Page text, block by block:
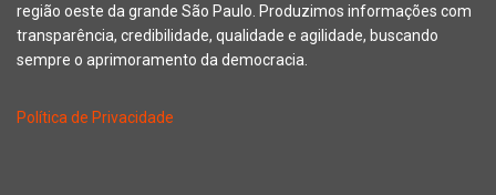
região oeste da grande São Paulo. Produzimos informações com
transparência, credibilidade, qualidade e agilidade, buscando
sempre o aprimoramento da democracia.
Política de Privacidade